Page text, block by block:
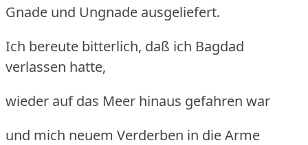
Gnade und Ungnade ausgeliefert.
Ich bereute bitterlich, daß ich Bagdad
verlassen hatte,
wieder auf das Meer hinaus gefahren war
und mich neuem Verderben in die Arme